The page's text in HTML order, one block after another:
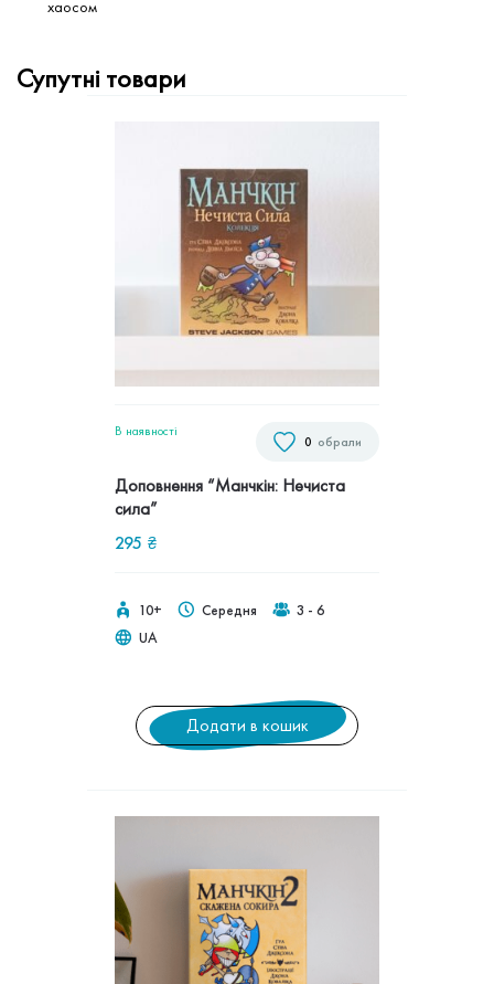
хаосом
Супутні товари
обрали
0
В наявностi
Доповнення “Манчкін: Нечиста
сила”
295 ₴
10+ Середня
3 - 6
UA
Додати в кошик